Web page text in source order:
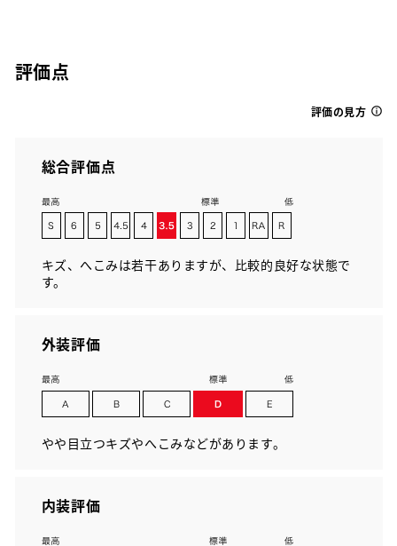
評価点
評価の見方
総合評価点
キズ、へこみは若干ありますが、比較的良好な状態で
す。
外装評価
やや目立つキズやへこみなどがあります。
内装評価